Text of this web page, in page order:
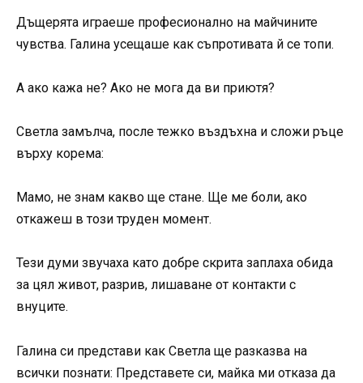
Дъщерята играеше професионално на майчините
чувства. Галина усещаше как съпротивата й се топи.
А ако кажа не? Ако не мога да ви приютя?
Светла замълча, после тежко въздъхна и сложи ръце
върху корема:
Мамо, не знам какво ще стане. Ще ме боли, ако
откажеш в този труден момент.
Тези думи звучаха като добре скрита заплаха обида
за цял живот, разрив, лишаване от контакти с
внуците.
Галина си представи как Светла ще разказва на
всички познати: Представете си, майка ми отказа да